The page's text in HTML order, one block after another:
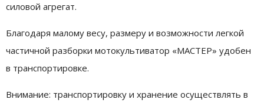
силовой агрегат.
Благодаря малому весу, размеру и возможности легкой
частичной разборки мотокультиватор «МАСТЕР» удобен
в транспортировке.
Внимание: транспортировку и хранение осуществлять в